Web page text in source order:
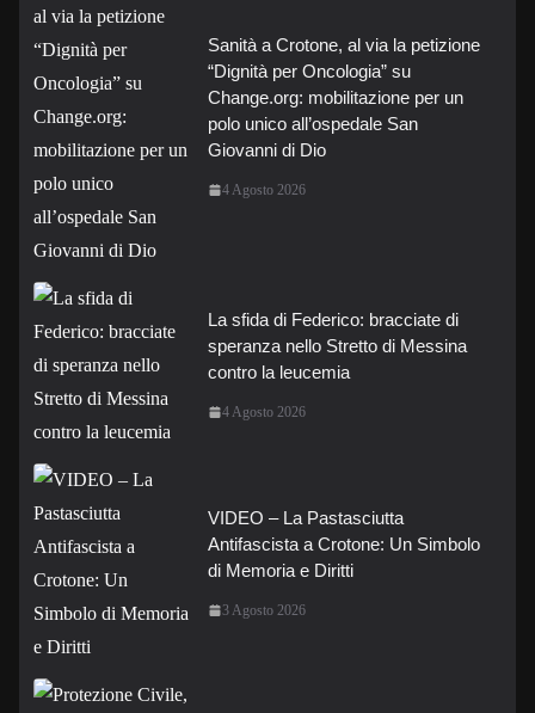
Sanità a Crotone, al via la petizione
“Dignità per Oncologia” su
Change.org: mobilitazione per un
polo unico all’ospedale San
Giovanni di Dio
4 Agosto 2026
La sfida di Federico: bracciate di
speranza nello Stretto di Messina
contro la leucemia
4 Agosto 2026
VIDEO – La Pastasciutta
Antifascista a Crotone: Un Simbolo
di Memoria e Diritti
3 Agosto 2026